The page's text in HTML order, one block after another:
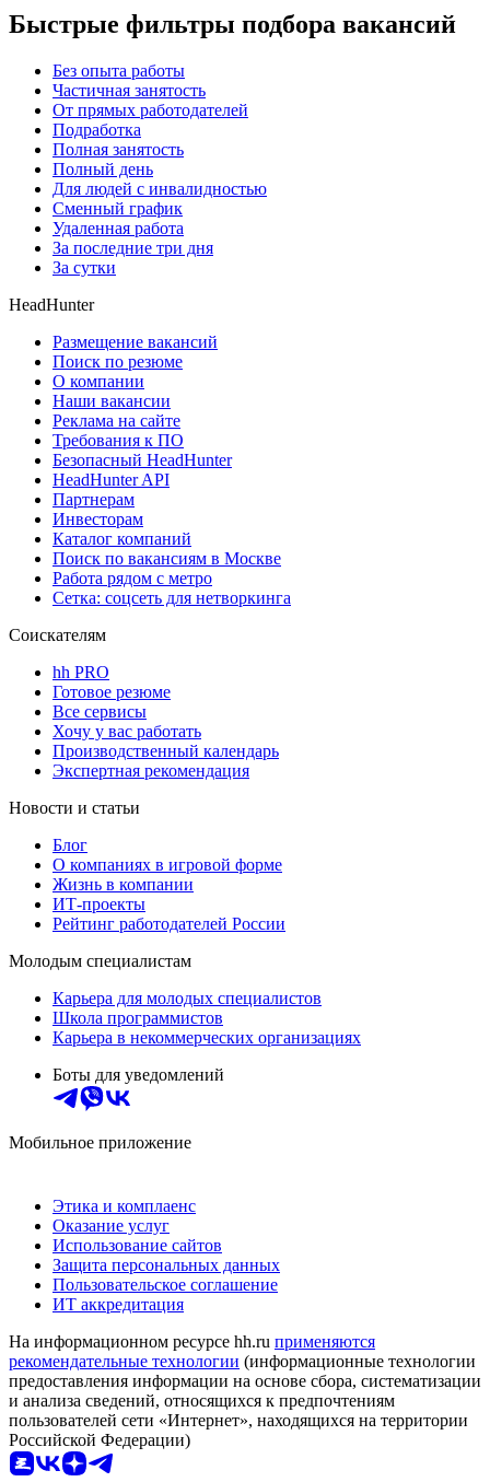
Быстрые фильтры подбора вакансий
Без опыта работы
Частичная занятость
От прямых работодателей
Подработка
Полная занятость
Полный день
Для людей с инвалидностью
Сменный график
Удаленная работа
За последние три дня
За сутки
HeadHunter
Размещение вакансий
Поиск по резюме
О компании
Наши вакансии
Реклама на сайте
Требования к ПО
Безопасный HeadHunter
HeadHunter API
Партнерам
Инвесторам
Каталог компаний
Поиск по вакансиям в Москве
Работа рядом с метро
Сетка: соцсеть для нетворкинга
Соискателям
hh PRO
Готовое резюме
Все сервисы
Хочу у вас работать
Производственный календарь
Экспертная рекомендация
Новости и статьи
Блог
О компаниях в игровой форме
Жизнь в компании
ИТ-проекты
Рейтинг работодателей России
Молодым специалистам
Карьера для молодых специалистов
Школа программистов
Карьера в некоммерческих организациях
Боты для уведомлений
Мобильное приложение
Этика и комплаенс
Оказание услуг
Использование сайтов
Защита персональных данных
Пользовательское соглашение
ИТ аккредитация
На информационном ресурсе hh.ru применяются
рекомендательные технологии (информационные технологии
предоставления информации на основе сбора, систематизации
и анализа сведений, относящихся к предпочтениям
пользователей сети «Интернет», находящихся на территории
Российской Федерации)